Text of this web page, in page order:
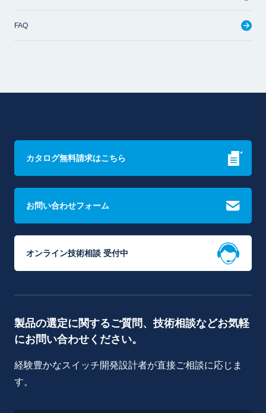
FAQ
カタログ無料請求はこちら
お問い合わせフォーム
オンライン技術相談 受付中
製品の選定に関するご質問、技術相談などお気軽
にお問い合わせください。
経験豊かなスイッチ開発設計者が直接ご相談に応じま
す。